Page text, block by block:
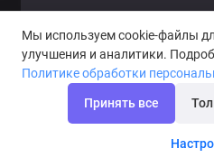
Мы используем cookie-файлы
улучшения и аналитики.
Политике обработки
Принять все